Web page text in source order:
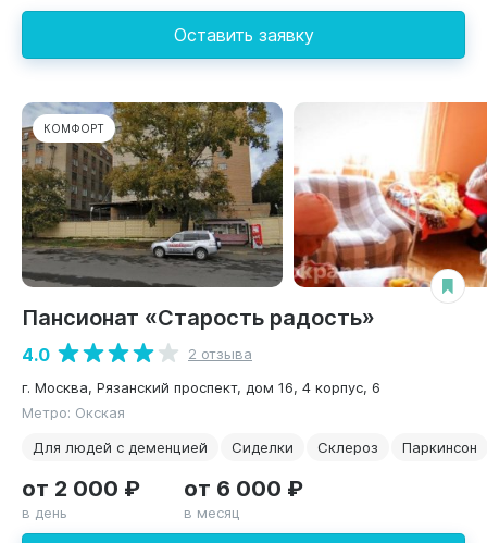
Оставить заявку
КОМФОРТ
Пансионат «Старость радость»
4.0
2 отзыва
г. Москва, Рязанский проспект, дом 16, 4 корпус, 6
Метро: Окская
Для людей с деменцией
Сиделки Склероз Паркинсон
от 2 000 ₽
в день
от 6 000 ₽
в месяц